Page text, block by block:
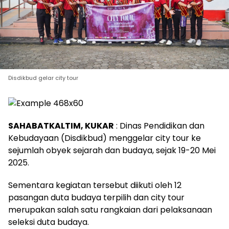
Disdikbud gelar city tour
SAHABATKALTIM, KUKAR : Dinas Pendidikan dan
Kebudayaan (Disdikbud) menggelar city tour ke
sejumlah obyek sejarah dan budaya, sejak 19-20 Mei
2025.
Sementara kegiatan tersebut diikuti oleh 12
pasangan duta budaya terpilih dan city tour
merupakan salah satu rangkaian dari pelaksanaan
seleksi duta budaya.